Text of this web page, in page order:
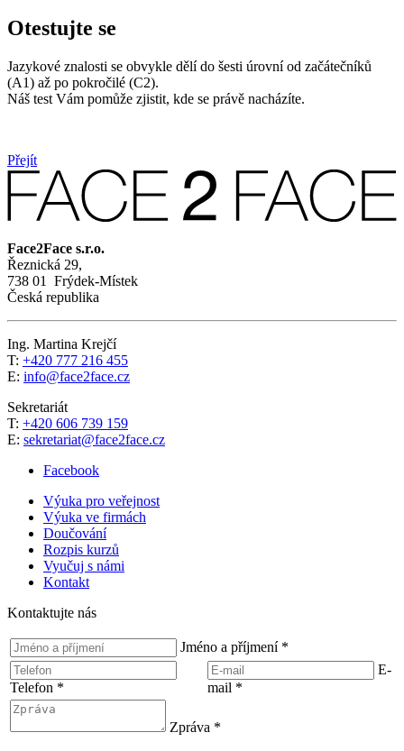
Otestujte se
Jazykové znalosti se obvykle dělí do šesti úrovní od začátečníků
(A1) až po pokročilé (C2).
Náš test Vám pomůže zjistit, kde se právě nacházíte.
Přejít
Face2Face s.r.o.
Řeznická 29,
738 01 Frýdek-Místek
Česká republika
Ing. Martina Krejčí
T: +420 777 216 455
E: info@face2face.cz
Sekretariát
T: +420 606 739 159
E: sekretariat@face2face.cz
Facebook
Výuka pro veřejnost
Výuka ve firmách
Doučování
Rozpis kurzů
Vyučuj s námi
Kontakt
Kontaktujte nás
Jméno a příjmení *
Telefon *
E-
mail *
Zpráva *